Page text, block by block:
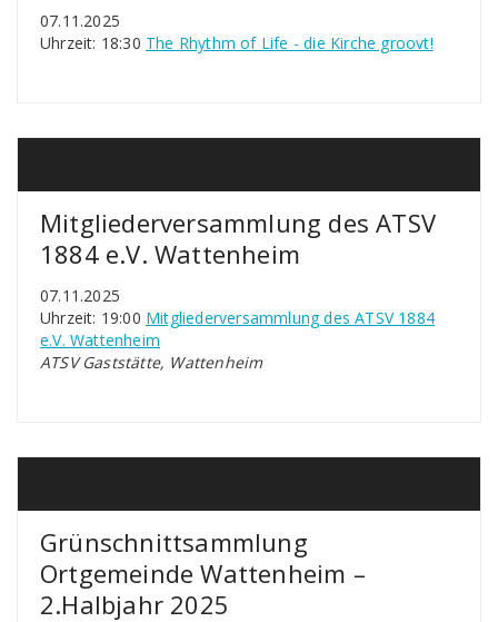
07.11.2025
Uhrzeit: 18:30 The Rhythm of Life - die Kirche groovt!
Mitgliederversammlung des ATSV
1884 e.V. Wattenheim
07.11.2025
Uhrzeit: 19:00 Mitgliederversammlung des ATSV 1884
e.V. Wattenheim
ATSV Gaststätte, Wattenheim
Grünschnittsammlung
Ortgemeinde Wattenheim –
2.Halbjahr 2025